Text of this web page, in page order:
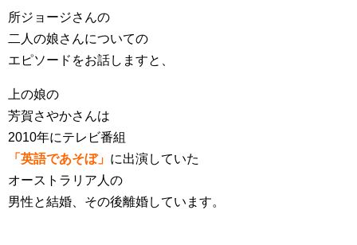
所ジョージさんの
二人の娘さんについての
エピソードをお話しますと、
上の娘の
芳賀さやかさんは
2010年にテレビ番組
「英語であそぼ」 に出演していた
オーストラリア人の
男性と結婚、その後離婚しています。